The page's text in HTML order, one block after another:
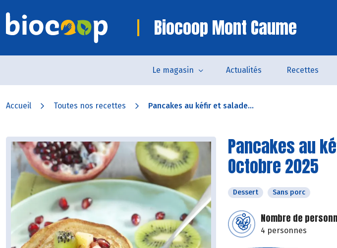
Biocoop Mont Caume
Le magasin Actualités Recettes
Accueil Toutes nos recettes Pancakes au kéfir et salade...
Pancakes au
Octobre 2025
Dessert Sans porc
Nombre de
4 personnes